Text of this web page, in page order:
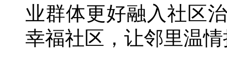
业群体更好融入社区
幸福社区，让邻里温